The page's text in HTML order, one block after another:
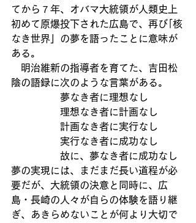
てから７年、オバマ大統領が人類史上
初めて原爆投下された広島で、再び｢核
なき世界」の夢を語ったことに意味が
ある。
明治維新の指導者を育てた、吉田松
陰の語録に次のような言葉がある。
夢なき者に理想なし
理想なき者に計画なし
計画なき者に実行なし
実行なき者に成功なし
故に、夢なき者に成功なし
夢の実現には、まだまだ長い道程が必
要だが、大統領の決意と同時に、広
島・長崎の人々が自らの体験を語り継
ぎ、あきらめないことが何より大切で